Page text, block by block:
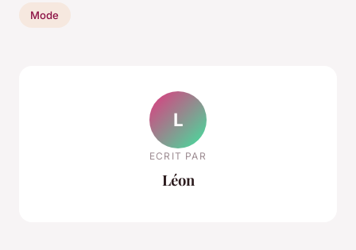
Mode
L
ECRIT PAR
Léon